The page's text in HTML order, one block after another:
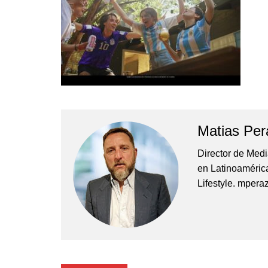
Empresas y Negocios
Automotos
Espectáculos
Trendy News
Matias
Director de
en
Lifestyle.